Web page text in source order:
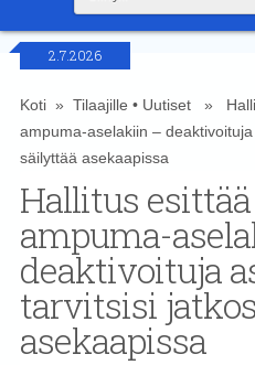
2.7.2026
Koti» Tilaajille • Uutiset»
ampuma-aselakiin –
säilyttää asekaapissa
Hallitus
ampuma-
deaktivoituja
tarvitsisi
asekaapissa